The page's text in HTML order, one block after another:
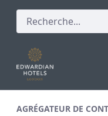
AGRÉGATEUR DE